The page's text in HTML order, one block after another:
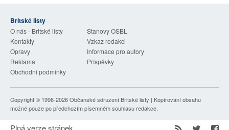
Britské listy
O nás - Britské listy
Stanovy OSBL
Kontakty
Vzkaz redakci
Opravy
Informace pro autory
Reklama
Příspěvky
Obchodní podmínky
Copyright © 1996-2026Občanské sdružení Britské listy | Kopírování obsahu
možné pouze po předchozím písemném souhlasu redakce.
Plná verze stránek